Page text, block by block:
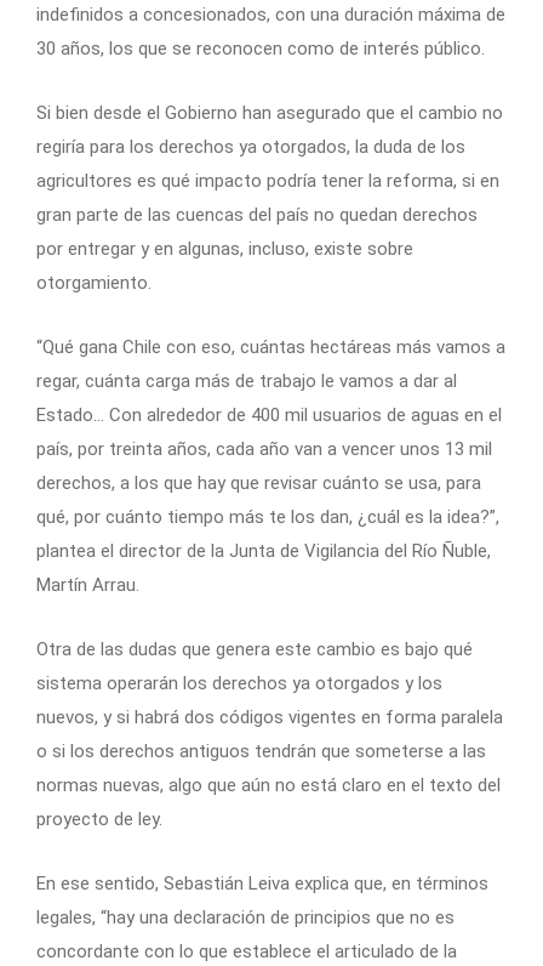
indefinidos a concesionados, con una duración máxima de
30 años, los que se reconocen como de interés público.
Si bien desde el Gobierno han asegurado que el cambio no
regiría para los derechos ya otorgados, la duda de los
agricultores es qué impacto podría tener la reforma, si en
gran parte de las cuencas del país no quedan derechos
por entregar y en algunas, incluso, existe sobre
otorgamiento.
“Qué gana Chile con eso, cuántas hectáreas más vamos a
regar, cuánta carga más de trabajo le vamos a dar al
Estado… Con alrededor de 400 mil usuarios de aguas en el
país, por treinta años, cada año van a vencer unos 13 mil
derechos, a los que hay que revisar cuánto se usa, para
qué, por cuánto tiempo más te los dan, ¿cuál es la idea?”,
plantea el director de la Junta de Vigilancia del Río Ñuble,
Martín Arrau.
Otra de las dudas que genera este cambio es bajo qué
sistema operarán los derechos ya otorgados y los
nuevos, y si habrá dos códigos vigentes en forma paralela
o si los derechos antiguos tendrán que someterse a las
normas nuevas, algo que aún no está claro en el texto del
proyecto de ley.
En ese sentido, Sebastián Leiva explica que, en términos
legales, “hay una declaración de principios que no es
concordante con lo que establece el articulado de la